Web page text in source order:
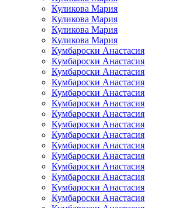
Куликова Мария
Куликова Мария
Куликова Мария
Куликова Мария
Кумбароски Анастасия
Кумбароски Анастасия
Кумбароски Анастасия
Кумбароски Анастасия
Кумбароски Анастасия
Кумбароски Анастасия
Кумбароски Анастасия
Кумбароски Анастасия
Кумбароски Анастасия
Кумбароски Анастасия
Кумбароски Анастасия
Кумбароски Анастасия
Кумбароски Анастасия
Кумбароски Анастасия
Кумбароски Анастасия